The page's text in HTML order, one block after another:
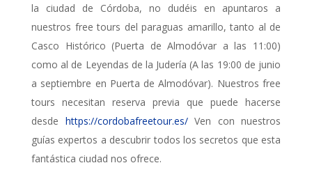
la ciudad de Córdoba, no dudéis en apuntaros a
nuestros free tours del paraguas amarillo, tanto al de
Casco Histórico (Puerta de Almodóvar a las 11:00)
como al de Leyendas de la Judería (A las 19:00 de junio
a septiembre en Puerta de Almodóvar). Nuestros free
tours necesitan reserva previa que puede hacerse
desde https://cordobafreetour.es/Ven con nuestros
guías expertos a descubrir todos los secretos que esta
fantástica ciudad nos ofrece.